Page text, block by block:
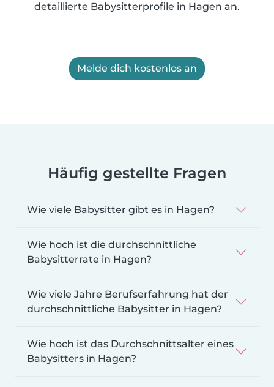
detaillierte Babysitterprofile in Hagen an.
Melde dich kostenlos an
Häufig gestellte Fragen
Wie viele Babysitter gibt es in Hagen?
Wie hoch ist die durchschnittliche
Babysitterrate in Hagen?
Wie viele Jahre Berufserfahrung hat der
durchschnittliche Babysitter in Hagen?
Wie hoch ist das Durchschnittsalter eines
Babysitters in Hagen?